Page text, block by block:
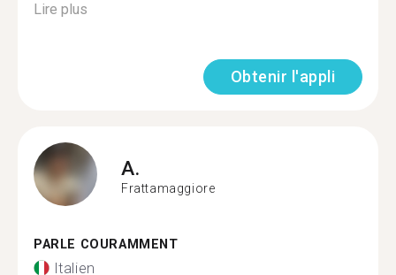
Lire plus
Obtenir l'appli
A.
Frattamaggiore
PARLE COURAMMENT
Italien